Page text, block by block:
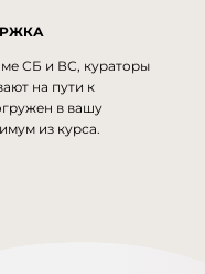
СБ и ВС, кураторы
на пути к
в вашу
из курса.